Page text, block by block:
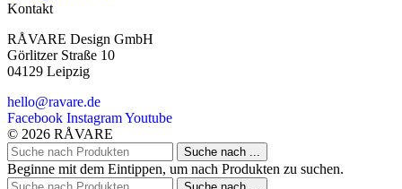
Kontakt
RÅVARE Design GmbH
Görlitzer Straße 10
04129 Leipzig
hello@ravare.de
Facebook InstagramYoutube
© 2026 RÅVARE
Suche nach ...
Beginne mit dem Eintippen, um nach Produkten zu suchen.